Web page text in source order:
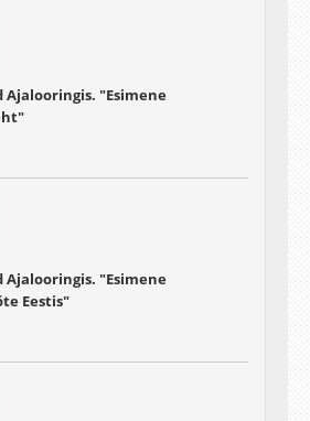
"Esimene
"Esimene
Eestis"